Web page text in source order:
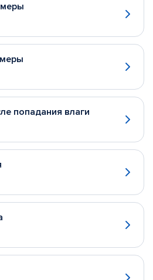
попадания влаги